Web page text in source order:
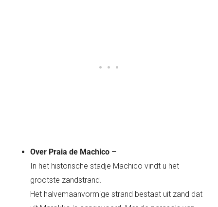
Over Praia de Machico –
In het historische stadje Machico vindt u het
grootste zandstrand.
Het halvemaanvormige strand bestaat uit zand dat